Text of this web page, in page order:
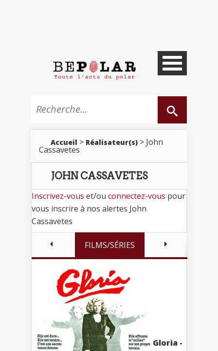
Accueil > Réalisateur(s) > John
Cassavetes
JOHN CASSAVETES
Inscrivez-vous et/ou connectez-vous pour
vous inscrire à nos alertes John
Cassavetes
FILMS/SÉRIES
Gloria -